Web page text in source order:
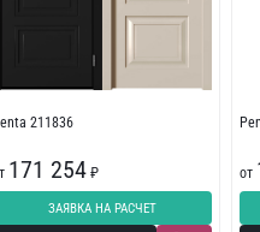
211836
171 254 ₽
ЗАЯВКА НА РАСЧЕТ
от